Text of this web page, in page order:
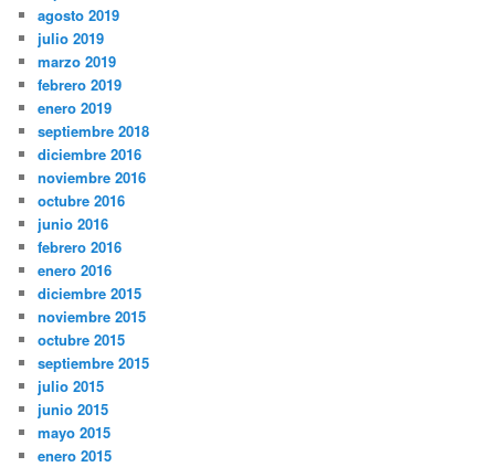
agosto 2019
julio 2019
marzo 2019
febrero 2019
enero 2019
septiembre 2018
diciembre 2016
noviembre 2016
octubre 2016
junio 2016
febrero 2016
enero 2016
diciembre 2015
noviembre 2015
octubre 2015
septiembre 2015
julio 2015
junio 2015
mayo 2015
enero 2015